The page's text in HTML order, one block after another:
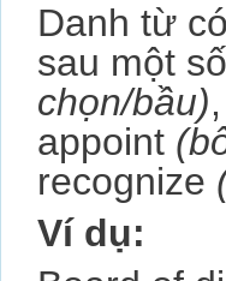
Danh từ
sau một
chọn/bầu)
appoint
recognize
Ví dụ: